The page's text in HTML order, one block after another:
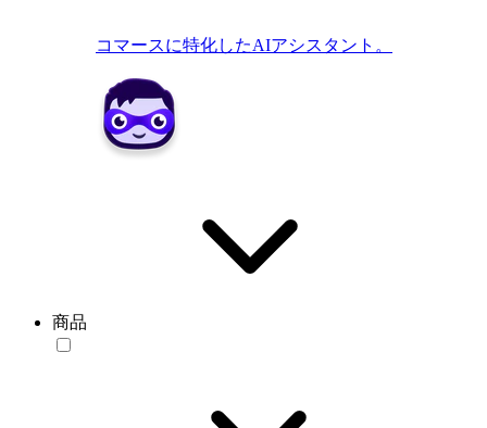
コマースに特化したAIアシスタント。
商品